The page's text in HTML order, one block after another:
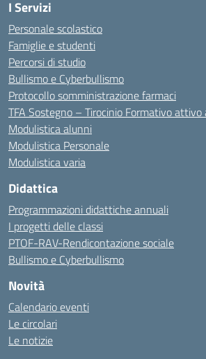
I Servizi
Personale scolastico
Famiglie e studenti
Percorsi di studio
Bullismo e Cyberbullismo
Protocollo somministrazione farmaci
TFA Sostegno – Tirocinio Formativo
Modulistica alunni
Modulistica Personale
Modulistica varia
Didattica
Programmazioni didattiche annuali
I progetti delle classi
PTOF-RAV-Rendicontazione sociale
Bullismo e Cyberbullismo
Novità
Calendario eventi
Le circolari
Le notizie